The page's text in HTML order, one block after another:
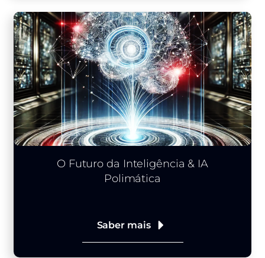
O Futuro da Inteligência & IA
Polimática
Saber mais